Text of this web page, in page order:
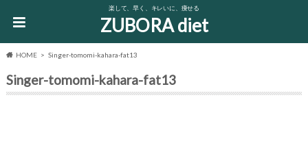
楽して、早く、キレいに、痩せる
ZUBORA diet
HOME Singer-tomomi-kahara-fat13
Singer-tomomi-kahara-fat13